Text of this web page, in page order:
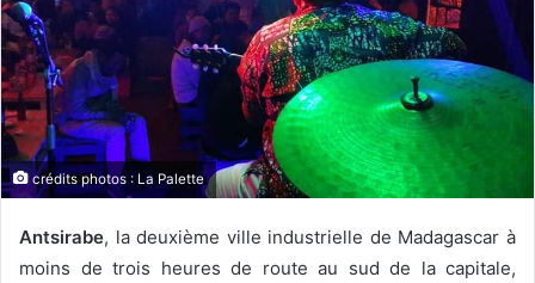
crédits photos : La Palette
Antsirabe, la deuxième ville industrielle de Madagascar à
moins de trois heures de route au sud de la capitale,